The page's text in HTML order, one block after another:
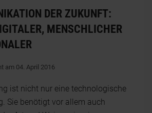
DER ZUKUNFT:
MENSCHLICHER
am 04. April 2016
ist nicht nur eine technologische
Sie benötigt vor allem auch